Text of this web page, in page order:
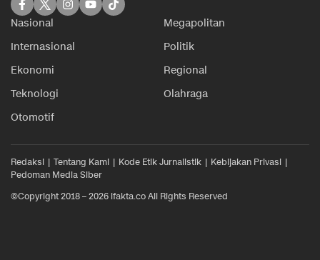
Nasional
Megapolitan
Internasional
Politik
Ekonomi
Regional
Teknologi
Olahraga
Otomotif
Redaksi Tentang Kami Kode Etik Jurnalistik
Kebijakan Privasi
Pedoman Media Siber
©Copyright 2018 – 2026 ifakta.co All Rights Reserved